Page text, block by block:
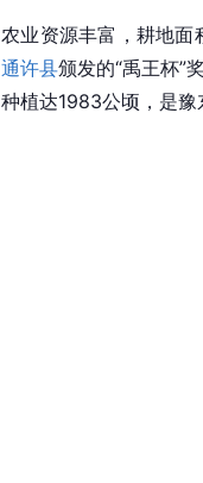
农业资源丰富，耕地
通许县颁发的“禹王杯”
种植达1983公顷，是